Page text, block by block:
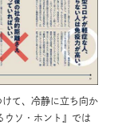
て、冷静に立ち向か
ウソ・ホント』では